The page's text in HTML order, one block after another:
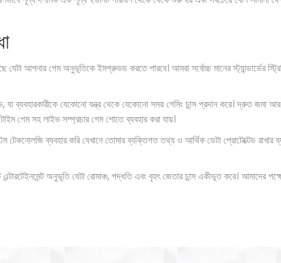
যেটা আপনার গেম অনুভূতিকে ইমপ্রুভড করতে পারবে। আমরা সর্বোচ্চ মানের স্ট্যান্ডার্ডের
যেকোনো যন্ত্র থেকে যেকোনো সময় গেমিং চান্স প্রদান করে। দ্রুত জমা আর
গেম সহ লাইভ সম্প্রচার গেম শোতে ব্যবহার করা যায়।
ব্যবহার করি যেখানে তোমার ব্যক্তিগত তথ্য ও আর্থিক ডেটা প্রোটেক্টেড রাখার
অনুভূতি যেটা রোমাঞ্চ, পদ্ধতি এবং বৃহৎ জেতার চান্স একীভূত করে। আমাদের